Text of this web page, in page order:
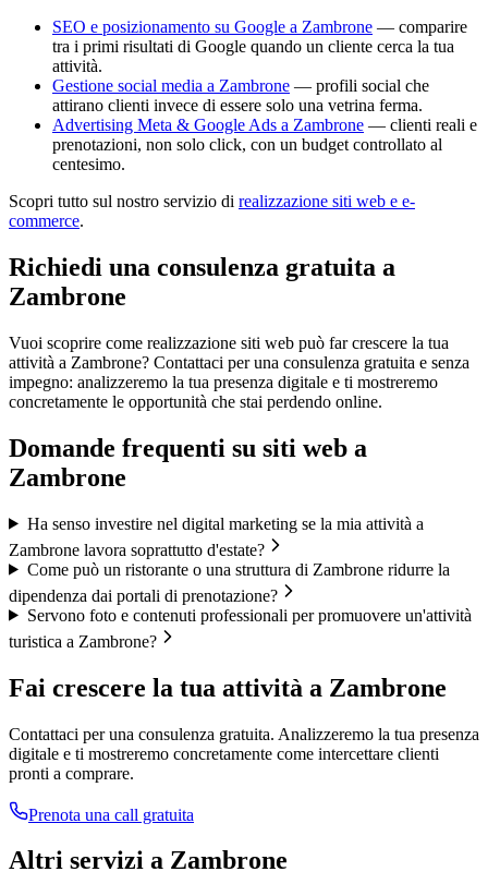
SEO e posizionamento su Google a Zambrone — comparire
tra i primi risultati di Google quando un cliente cerca la tua
attività.
Gestione social media a Zambrone — profili social che
attirano clienti invece di essere solo una vetrina ferma.
Advertising Meta & Google Ads a Zambrone — clienti reali e
prenotazioni, non solo click, con un budget controllato al
centesimo.
Scopri tutto sul nostro servizio di realizzazione siti web e e-
commerce.
Richiedi una consulenza gratuita a
Zambrone
Vuoi scoprire come realizzazione siti web può far crescere la tua
attività a Zambrone? Contattaci per una consulenza gratuita e senza
impegno: analizzeremo la tua presenza digitale e ti mostreremo
concretamente le opportunità che stai perdendo online.
Domande frequenti su siti web a
Zambrone
Ha senso investire nel digital marketing se la mia attività a
Zambrone lavora soprattutto d'estate?
Come può un ristorante o una struttura di Zambrone ridurre la
dipendenza dai portali di prenotazione?
Servono foto e contenuti professionali per promuovere un'attività
turistica a Zambrone?
Fai crescere la tua attività a Zambrone
Contattaci per una consulenza gratuita. Analizzeremo la tua presenza
digitale e ti mostreremo concretamente come intercettare clienti
pronti a comprare.
Prenota una call gratuita
Altri servizi a Zambrone